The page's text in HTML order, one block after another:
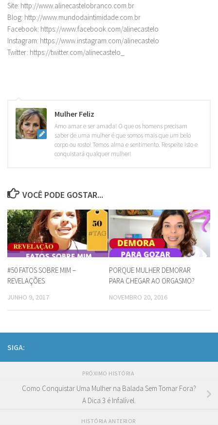
Site: http://www.alinecastelobranco.com.br
Blog: http://www.mundodaintimidade.com.br
Facebook: https://www.facebook.com/alinecastelo
Instagram: https://www.instagram.com/alinecastelo
Twitter: https://twitter.com/alinecastelo_
Mulher Feliz
Amo amar e ser amada! O que os homens precisam
saber de uma mulher é que somos mais que um belo
corpo ou rosto! Temos alma e sentimento. Respeite isto e
conquistará qualquer mulher!
VOCÊ PODE GOSTAR...
#50 FATOS SOBRE MIM –
REVELAÇÕES
JUNHO 9, 2017
PORQUE MULHER DEMORAR
PARA CHEGAR AO ORGASMO?
NOVEMBRO 20, 2016
SIGA:
PRÓXIMO HISTÓRIA
Como Conquistar Uma Mulher na Balada Sem Tomar Fora?
A Dica 3 é Infalível.
HISTÓRIA ANTERIOR